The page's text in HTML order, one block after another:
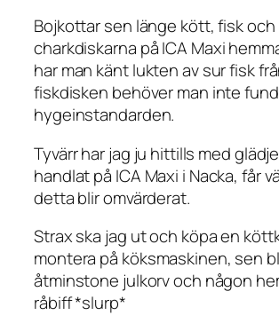
Bojkottar sen länge kött, fisk och
charkdiskarna på ICA Maxi
har man känt lukten av sur fisk
fiskdisken behöver man inte
hygeinstandarden.
Tyvärr har jag ju hittills med
handlat på ICA Maxi i Nacka, får
detta blir omvärderat.
Strax ska jag ut och köpa en
montera på köksmaskinen, sen
åtminstone julkorv och någon
råbiff *slurp*